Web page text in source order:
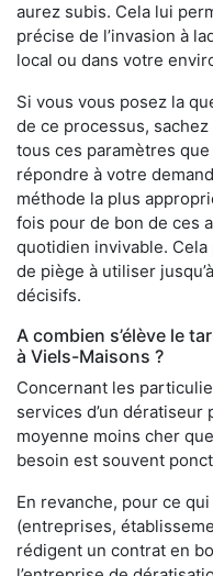
aurez subis. Cela lui
précise de l’invasion à
local ou dans votre
Si vous vous posez la
de ce processus,
tous ces paramètres
répondre à votre
méthode la plus
fois pour de bon de ces
quotidien invivable. Cela
de piège à utiliser
décisifs.
A combien s’élève le
à Viels-Maisons ?
Concernant les
services d’un
moyenne moins cher
besoin est souvent
En revanche, pour ce
(entreprises,
rédigent un contrat en